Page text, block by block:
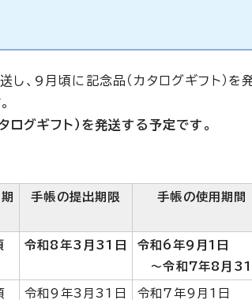
、9月頃に記念品（カタログギフト）を発
グギフト）を発送する予定です。
手帳の提出期限 手帳の使用期間
令和8年3月31日
令和6年9月1日
～令和7年8月31
令和9年3月31日
令和7年9月1日